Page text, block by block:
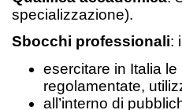
specializzazione).
Sbocchi professionali:
esercitare in Italia
regolamentate,
all’interno di